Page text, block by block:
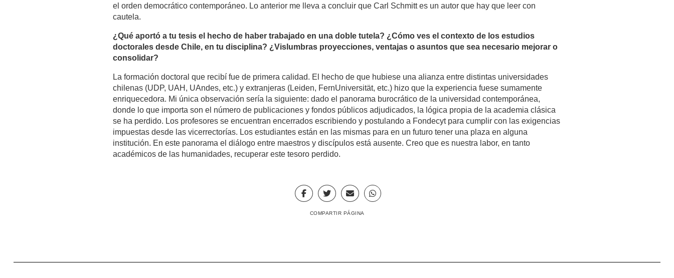
el orden democrático contemporáneo. Lo anterior me lleva a concluir que Carl Schmitt es un autor que hay que leer con
cautela.
¿Qué aportó a tu tesis el hecho de haber trabajado en una doble tutela? ¿Cómo ves el contexto de los estudios
doctorales desde Chile, en tu disciplina? ¿Vislumbras proyecciones, ventajas o asuntos que sea necesario mejorar o
consolidar?
La formación doctoral que recibí fue de primera calidad. El hecho de que hubiese una alianza entre distintas universidades
chilenas (UDP, UAH, UAndes, etc.) y extranjeras (Leiden, FernUniversität, etc.) hizo que la experiencia fuese sumamente
enriquecedora. Mi única observación sería la siguiente: dado el panorama burocrático de la universidad contemporánea,
donde lo que importa son el número de publicaciones y fondos públicos adjudicados, la lógica propia de la academia clásica
se ha perdido. Los profesores se encuentran encerrados escribiendo y postulando a Fondecyt para cumplir con las exigencias
impuestas desde las vicerrectorías. Los estudiantes están en las mismas para en un futuro tener una plaza en alguna
institución. En este panorama el diálogo entre maestros y discípulos está ausente. Creo que es nuestra labor, en tanto
académicos de las humanidades, recuperar este tesoro perdido.
COMPARTIR PÁGINA